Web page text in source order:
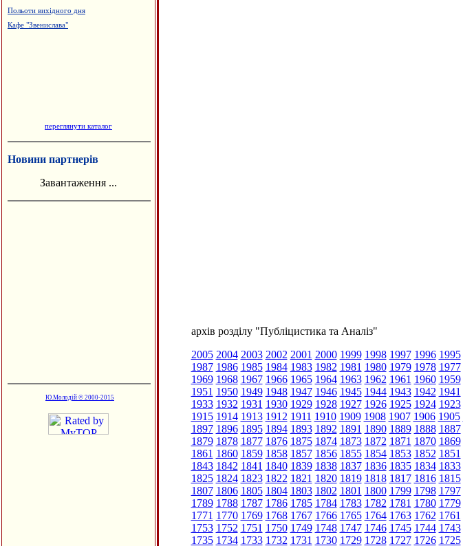
Польоти вихідного дня
Кафе "Звенислава"
переглянути каталог
Новини партнерів
Завантаження ...
Ю.Молодій © 2000-2015
архів розділу "Публіцистика та Аналіз"
2005 2004 2003 2002 2001 2000 1999 1998 1997 1996 1995
1987 1986 1985 1984 1983 1982 1981 1980 1979 1978 1977
1969 1968 1967 1966 1965 1964 1963 1962 1961 1960 1959
1951 1950 1949 1948 1947 1946 1945 1944 1943 1942 1941
1933 1932 1931 1930 1929 1928 1927 1926 1925 1924 1923
1915 1914 1913 1912 1911 1910 1909 1908 1907 1906 1905
1897 1896 1895 1894 1893 1892 1891 1890 1889 1888 1887
1879 1878 1877 1876 1875 1874 1873 1872 1871 1870 1869
1861 1860 1859 1858 1857 1856 1855 1854 1853 1852 1851
1843 1842 1841 1840 1839 1838 1837 1836 1835 1834 1833
1825 1824 1823 1822 1821 1820 1819 1818 1817 1816 1815
1807 1806 1805 1804 1803 1802 1801 1800 1799 1798 1797
1789 1788 1787 1786 1785 1784 1783 1782 1781 1780 1779
1771 1770 1769 1768 1767 1766 1765 1764 1763 1762 1761
1753 1752 1751 1750 1749 1748 1747 1746 1745 1744 1743
1735 1734 1733 1732 1731 1730 1729 1728 1727 1726 1725